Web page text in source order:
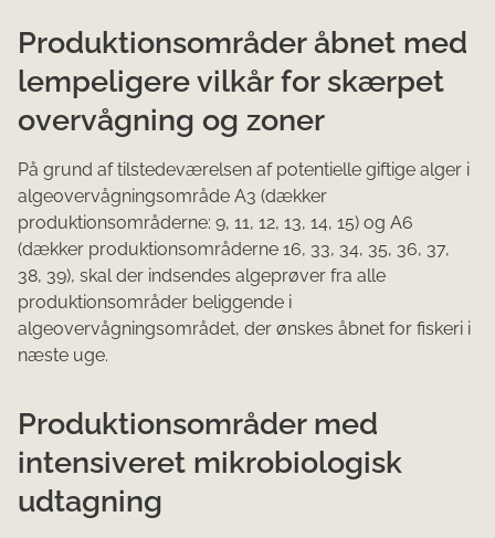
Produktionsområder åbnet med
lempeligere vilkår for skærpet
overvågning og zoner
På grund af tilstedeværelsen af potentielle giftige alger i
algeovervågningsområde A3 (dækker
produktionsområderne: 9, 11, 12, 13, 14, 15) og A6
(dækker produktionsområderne 16, 33, 34, 35, 36, 37,
38, 39), skal der indsendes algeprøver fra alle
produktionsområder beliggende i
algeovervågningsområdet, der ønskes åbnet for fiskeri i
næste uge.
Produktionsområder med
intensiveret mikrobiologisk
udtagning